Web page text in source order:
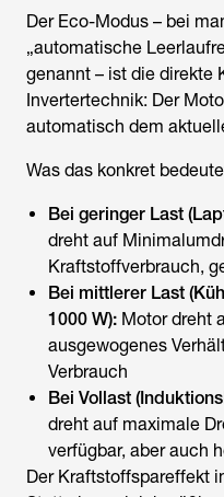
Der Eco-Modus – bei
„automatische
genannt – ist die direkte
Invertertechnik: Der
automatisch dem
Was das konkret
Bei geringer Last
dreht auf
Kraftstoffverbrauch,
Bei mittlerer Last
1000 W): Motor dreht
ausgewogenes
Verbrauch
Bei Vollast
dreht auf maximale
verfügbar, aber auch
Der Kraftstoffspareffekt